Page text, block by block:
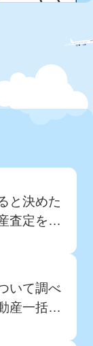
と決めた
査定を受
定につい
依頼すべ
どうやっ
いて調べ
産一括査